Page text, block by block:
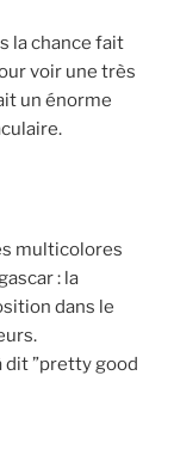
la chance fait
voir une très
un énorme
multicolores
: la
dans le
dit ”pretty good